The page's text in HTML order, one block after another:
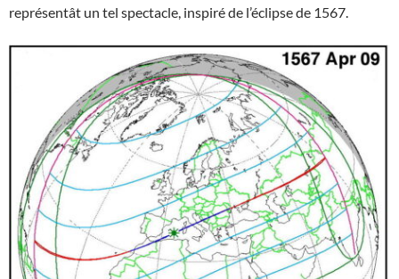
représentât un tel spectacle, inspiré de l’éclipse de 1567.